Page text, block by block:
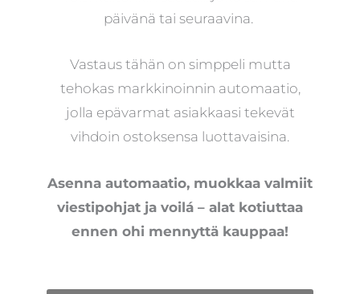
päivänä tai seuraavina.
Vastaus tähän on simppeli mutta
tehokas markkinoinnin automaatio,
jolla epävarmat asiakkaasi tekevät
vihdoin ostoksensa luottavaisina.
Asenna automaatio, muokkaa valmiit
viestipohjat ja voilá – alat kotiuttaa
ennen ohi mennyttä kauppaa!